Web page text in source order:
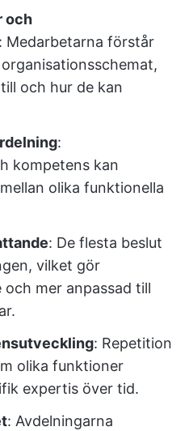
och
: Medarbetarna förstår
och hur de kan
:
kompetens kan
olika funktionella
: De flesta beslut
vilket gör
mer anpassad till
: Repetition
olika funktioner
expertis över tid.
: Avdelningarna